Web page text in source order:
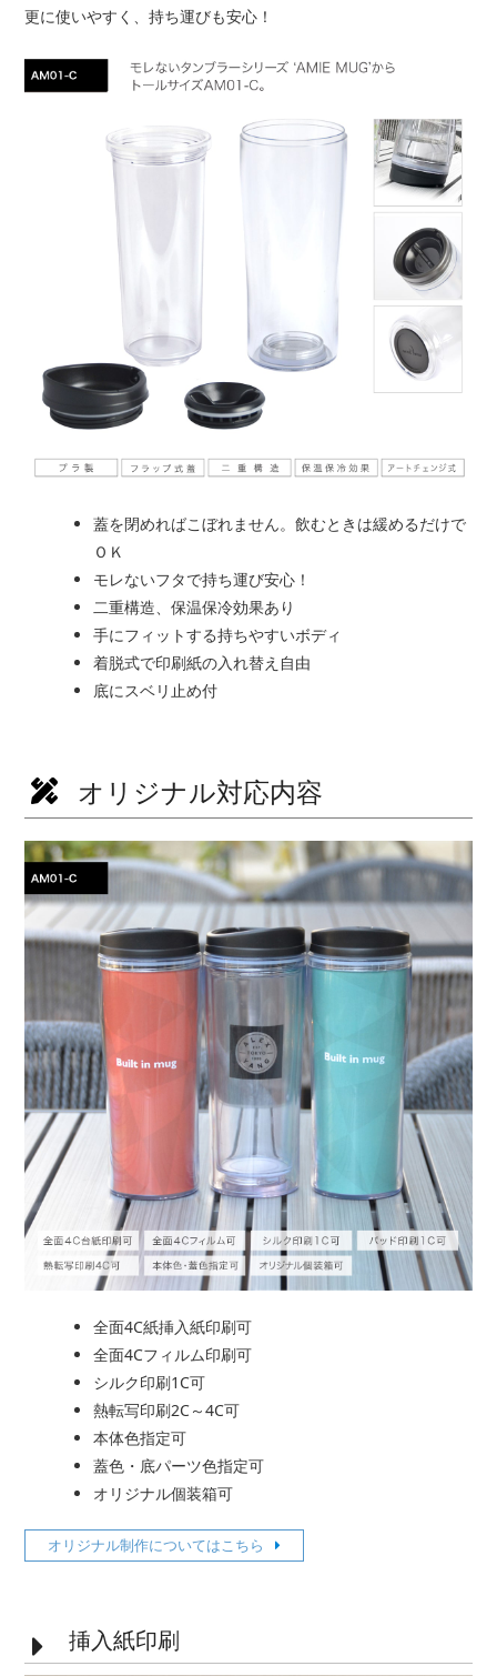
更に使いやすく、持ち運びも安心！
蓋を閉めればこぼれません。飲むときは緩めるだけで
ＯＫ
モレないフタで持ち運び安心！
二重構造、保温保冷効果あり
手にフィットする持ちやすいボディ
着脱式で印刷紙の入れ替え自由
底にスベリ止め付
オリジナル対応内容
全面4C紙挿入紙印刷可
全面4Cフィルム印刷可
シルク印刷1C可
熱転写印刷2C～4C可
本体色指定可
蓋色・底パーツ色指定可
オリジナル個装箱可
オリジナル制作についてはこちら
挿入紙印刷